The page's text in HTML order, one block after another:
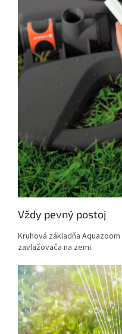
Vždy pevný postoj
Kruhová základňa
zavlažovača na zemi.